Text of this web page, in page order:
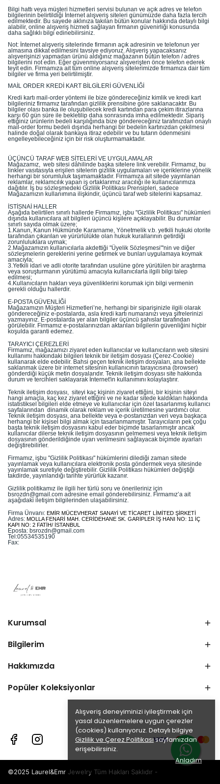
Alışveriş deneyiminizi iyileştirmek için
yasal düzenlemelere uygun çerezler
(cookies) kullanıyoruz. Detaylı bilgiye
Gizlilik ve Çerez Politikasısayfamızdan
erişebilirsiniz.
Anladım
Bilgi hattı veya müşteri hizmetleri servisi bulunan ve açık adres ve telefon
bilgilerinin belirtildiği İnternet alışveriş siteleri günümüzde daha fazla tercih
edilmektedir. Bu sayede aklınıza takılan bütün konular hakkında detaylı bilgi
alabilir, online alışveriş hizmeti sağlayan firmanın güvenirliği konusunda
daha sağlıklı bilgi edinebilirsiniz.
Not: İnternet alışveriş sitelerinde firmanın açık adresinin ve telefonun yer
almasına dikkat edilmesini tavsiye ediyoruz. Alışveriş yapacaksanız
alışverişinizi yapmadan ürünü aldığınız mağazanın bütün telefon / adres
bilgilerini not edin. Eğer güvenmiyorsanız alışverişten önce telefon ederek
teyit edin. Firmamıza ait tüm online alışveriş sitelerimizde firmamıza dair tüm
bilgiler ve firma yeri belirtilmiştir.
MAİL ORDER KREDİ KART BİLGİLERİ GÜVENLİĞİ
Kredi kartı mail-order yöntemi ile bize göndereceğiniz kimlik ve kredi kart
bilgileriniz firmamız tarafından gizlilik prensibine göre saklanacaktır. Bu
bilgiler olası banka ile oluşubilecek kredi kartından para çekim itirazlarına
karşı 60 gün süre ile bekletilip daha sonrasında imha edilmektedir. Sipariş
ettiğiniz ürünlerin bedeli karşılığında bize göndereceğiniz tarafınızdan onaylı
mail-order formu bedeli dışında herhangi bir bedelin kartınızdan çekilmesi
halinde doğal olarak bankaya itiraz edebilir ve bu tutarın ödenmesini
engelleyebileceğiniz için bir risk oluşturmamaktadır.
ÜÇÜNCÜ TARAF WEB SİTELERİ VE UYGULAMALAR
Mağazamız, web sitesi dâhilinde başka sitelere link verebilir. Firmamız, bu
linkler vasıtasıyla erişilen sitelerin gizlilik uygulamaları ve içeriklerine yönelik
herhangi bir sorumluluk taşımamaktadır. Firmamıza ait sitede yayınlanan
reklamlar, reklamcılık yapan iş ortaklarımız aracılığı ile kullanıcılarımıza
dağıtılır. İş bu sözleşmedeki Gizlilik Politikası Prensipleri, sadece
Mağazamızın kullanımına ilişkindir, üçüncü taraf web sitelerini kapsamaz.
İSTİSNAİ HALLER
Aşağıda belirtilen sınırlı hallerde Firmamız, işbu "Gizlilik Politikası" hükümleri
dışında kullanıcılara ait bilgileri üçüncü kişilere açıklayabilir. Bu durumlar
sınırlı sayıda olmak üzere;
1.Kanun, Kanun Hükmünde Kararname, Yönetmelik v.b. yetkili hukuki otorite
tarafından çıkarılan ve yürürlülükte olan hukuk kurallarının getirdiği
zorunluluklara uymak;
2.Mağazamızın kullanıcılarla akdettiği "Üyelik Sözleşmesi"'nin ve diğer
sözleşmelerin gereklerini yerine getirmek ve bunları uygulamaya koymak
amacıyla;
3.Yetkili idari ve adli otorite tarafından usulüne göre yürütülen bir araştırma
veya soruşturmanın yürütümü amacıyla kullanıcılarla ilgili bilgi talep
edilmesi;
4.Kullanıcıların hakları veya güvenliklerini korumak için bilgi vermenin
gerekli olduğu hallerdir.
E-POSTA GÜVENLİĞİ
Mağazamızın Müşteri Hizmetleri’ne, herhangi bir siparişinizle ilgili olarak
göndereceğiniz e-postalarda, asla kredi kartı numaranızı veya şifrelerinizi
yazmayınız. E-postalarda yer alan bilgiler üçüncü şahıslar tarafından
görülebilir. Firmamız e-postalarınızdan aktarılan bilgilerin güvenliğini hiçbir
koşulda garanti edemez.
TARAYICI ÇEREZLERİ
Firmamız, mağazamızı ziyaret eden kullanıcılar ve kullanıcıların web sitesini
kullanımı hakkındaki bilgileri teknik bir iletişim dosyası (Çerez-Cookie)
kullanarak elde edebilir. Bahsi geçen teknik iletişim dosyaları, ana bellekte
saklanmak üzere bir internet sitesinin kullanıcının tarayıcısına (browser)
gönderdiği küçük metin dosyalarıdır. Teknik iletişim dosyası site hakkında
durum ve tercihleri saklayarak İnternet'in kullanımını kolaylaştırır.
Teknik iletişim dosyası, siteyi kaç kişinin ziyaret ettiğini, bir kişinin siteyi
hangi amaçla, kaç kez ziyaret ettiğini ve ne kadar sitede kaldıkları hakkında
istatistiksel bilgileri elde etmeye ve kullanıcılar için özel tasarlanmış kullanıcı
sayfalarından dinamik olarak reklam ve içerik üretilmesine yardımcı olur.
Teknik iletişim dosyası, ana bellekte veya e-postanızdan veri veya başkaca
herhangi bir kişisel bilgi almak için tasarlanmamıştır. Tarayıcıların pek çoğu
başta teknik iletişim dosyasını kabul eder biçimde tasarlanmıştır ancak
kullanıcılar dilerse teknik iletişim dosyasının gelmemesi veya teknik iletişim
dosyasının gönderildiğinde uyarı verilmesini sağlayacak biçimde ayarları
değiştirebilirler.
Firmamız, işbu "Gizlilik Politikası" hükümlerini dilediği zaman sitede
yayınlamak veya kullanıcılara elektronik posta göndermek veya sitesinde
yayınlamak suretiyle değiştirebilir. Gizlilik Politikası hükümleri değiştiği
takdirde, yayınlandığı tarihte yürürlük kazanır.
Gizlilik politikamız ile ilgili her türlü soru ve önerileriniz için
bsrozdn@gmail.com adresine email gönderebilirsiniz. Firmamız’a ait
aşağıdaki iletişim bilgilerinden ulaşabilirsiniz.
Firma Ünvanı: EMİR MÜCEVHERAT SANAYİ VE TİCARET LİMİTED ŞİRKETİ
Adres: MOLLA FENARİ MAH. CERİDEHANE SK. GARİPLER İŞ HANI NO: 11 İÇ
KAPI NO: 2 FATİH/ İSTANBUL
Eposta: bsrozdn@gmail.com
Tel:05534535190
Fax:
Kurumsal
Bilgilerim
Hakkımızda
Popüler Koleksiyonlar
©2025 Laurel&Emr Jewelry Tüm Hakları Saklıdır -